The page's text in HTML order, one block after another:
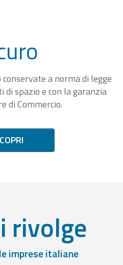
a norma di legge
spazio e con la garanzia
di Commercio.
rivolge
imprese italiane